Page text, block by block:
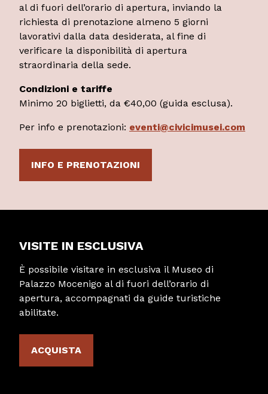
al di fuori dell’orario di apertura, inviando la
richiesta di prenotazione almeno 5 giorni
lavorativi dalla data desiderata, al fine di
verificare la disponibilità di apertura
straordinaria della sede.
Condizioni e tariffe
Minimo 20 biglietti, da €40,00 (guida esclusa).
Per info e prenotazioni: eventi@civicimusei.com
INFO E PRENOTAZIONI
VISITE IN ESCLUSIVA
È possibile visitare in esclusiva il Museo di
Palazzo Mocenigo al di fuori dell’orario di
apertura, accompagnati da guide turistiche
abilitate.
ACQUISTA